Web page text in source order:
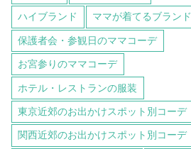
ハイブランド ママが着てるブランド
保護者会・参観日のママコーデ
お宮参りのママコーデ
ホテル・レストランの服装
東京近郊のお出かけスポット別コーデ
関西近郊のお出かけスポット別コーデ